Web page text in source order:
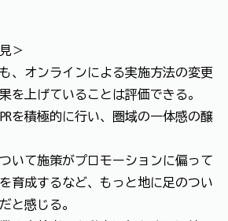
＞
、オンラインによる実施方法の変更
を上げていることは評価できる。
を積極的に行い、圏域の一体感の醸
いて施策がプロモーションに偏って
育成するなど、もっと地に足のつい
と感じる。